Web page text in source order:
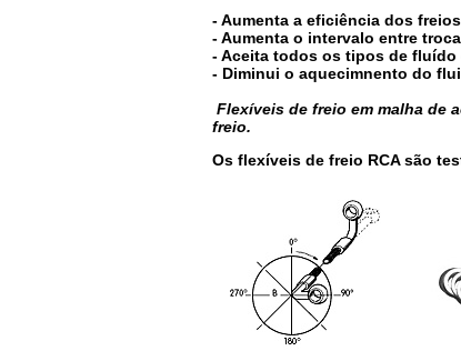
- Aumenta a eficiência dos
- Aumenta o intervalo entre
- Aceita todos os tipos de fluído
- Diminui o aquecimnento do
Flexíveis de freio em malha de
freio.
Os flexíveis de freio RCA são